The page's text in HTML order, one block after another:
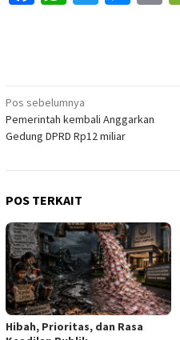
Navigasi
pos
Pos sebelumnya
Pemerintah kembali Anggarkan
Gedung DPRD Rp12 miliar
POS TERKAIT
Hibah, Prioritas, dan Rasa